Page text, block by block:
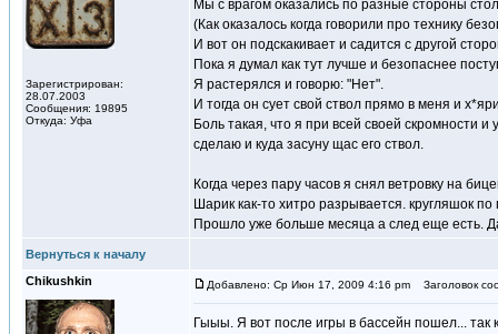
Зарегистрирован:
28.07.2003
Сообщения: 19895
Откуда: Уфа
Мы с врагом оказались по разные стороны
(Как оказалось когда говорили про технику
И вот он подскакивает и садится с другой
Пока я думал как тут лучше и безопаснее
Я растерялся и говорю: "Нет".
И тогда он сует свой ствол прямо в меня и
Боль такая, что я при всей своей скромности
сделаю и куда засуну щас его ствол.
Когда через пару часов я снял ветровку на
Шарик как-то хитро разрывается. кругляшок
Прошло уже больше месяца а след еще есть.
Вернуться к началу
Chikushkin
Добавлено: Ср Июн 17, 2009 4:16 pm Заголовок
Гыыы. Я вот после игры в бассейн пошел... так